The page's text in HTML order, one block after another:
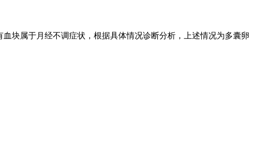
块属于月经不调症状，根据具体情况诊断分析，上述情况为多囊卵